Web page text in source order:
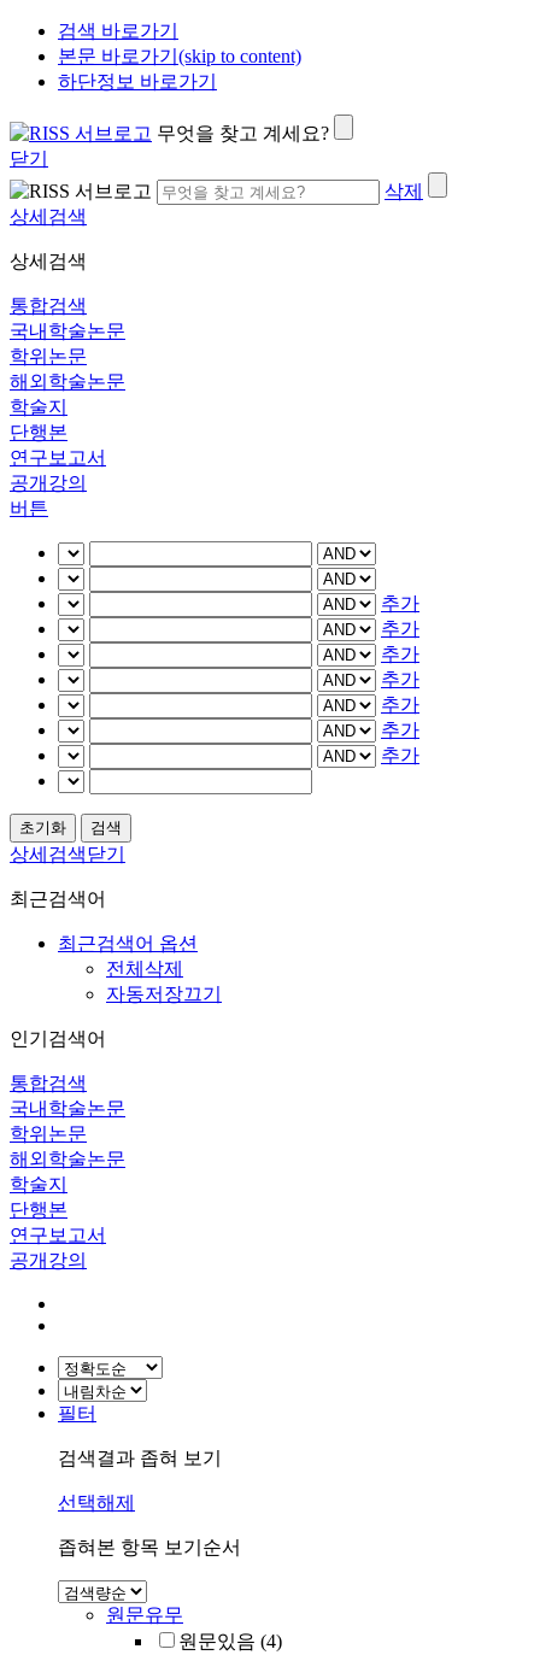
검색 바로가기
본문 바로가기(skip to content)
하단정보 바로가기
무엇을 찾고 계세요?
닫기
삭제
상세검색
상세검색
통합검색
국내학술논문
학위논문
해외학술논문
학술지
단행본
연구보고서
공개강의
버튼
추가
추가
추가
추가
추가
추가
추가
상세검색닫기
최근검색어
최근검색어 옵션
전체삭제
자동저장끄기
인기검색어
통합검색
국내학술논문
학위논문
해외학술논문
학술지
단행본
연구보고서
공개강의
필터
검색결과 좁혀 보기
선택해제
좁혀본 항목 보기순서
원문유무
원문있음 (4)